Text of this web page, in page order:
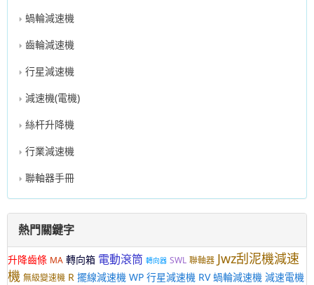
蝸輪減速機
齒輪減速機
行星減速機
減速機(電機)
絲杆升降機
行業減速機
聯軸器手冊
熱門關鍵字
升降齒條 MA 轉向箱 電動滾筒 轉向器 SWL 聯軸器 Jwz刮泥機減速
機 無級變速機 R 擺線減速機 WP 行星減速機 RV 蝸輪減速機 減速電機